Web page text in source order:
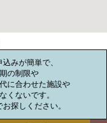
込みが簡単で、
の制限や
に合わせた施設や
くないです。
探しください。